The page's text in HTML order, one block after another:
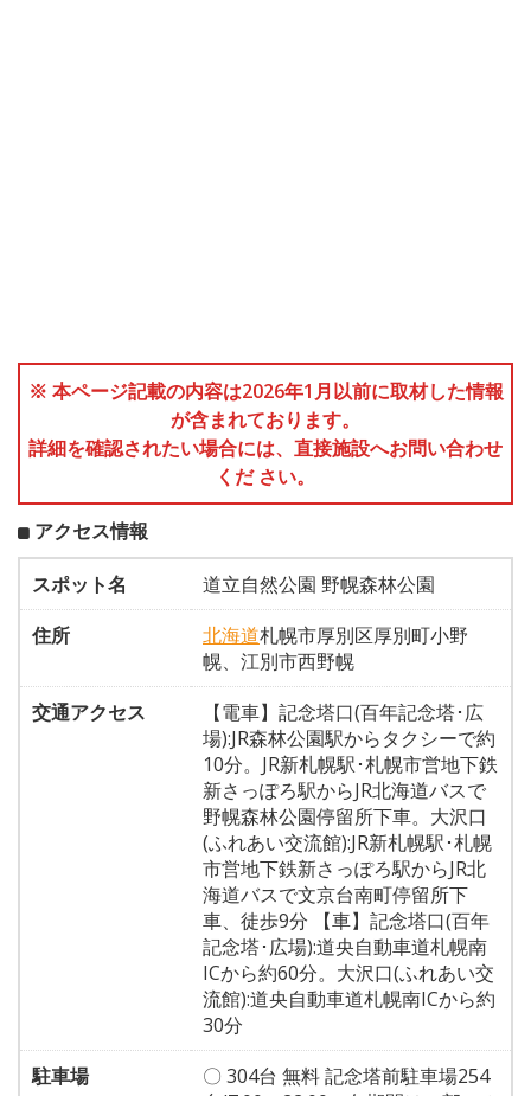
※ 本ページ記載の内容は2026年1月以前に取材した情報
が含まれております。
詳細を確認されたい場合には、直接施設へお問い合わせ
くだ さい。
アクセス情報
スポット名
道立自然公園 野幌森林公園
住所
北海道札幌市厚別区厚別町小野
幌、江別市西野幌
交通アクセス
【電車】記念塔口(百年記念塔･広
場):JR森林公園駅からタクシーで約
10分。JR新札幌駅･札幌市営地下鉄
新さっぽろ駅からJR北海道バスで
野幌森林公園停留所下車。大沢口
(ふれあい交流館):JR新札幌駅･札幌
市営地下鉄新さっぽろ駅からJR北
海道バスで文京台南町停留所下
車、徒歩9分 【車】記念塔口(百年
記念塔･広場):道央自動車道札幌南
ICから約60分。大沢口(ふれあい交
流館):道央自動車道札幌南ICから約
30分
駐車場
〇 304台 無料 記念塔前駐車場254